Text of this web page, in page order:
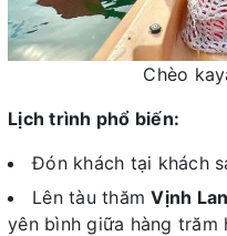
Chèo
Lịch trình phổ biến:
Đón khách tại khách
Lên tàu thămVịnh
yên bình giữa hàng trăm